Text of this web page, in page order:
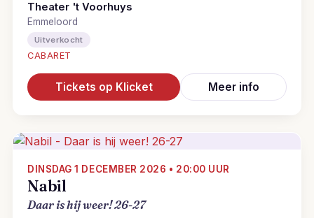
Theater 't Voorhuys
Emmeloord
Uitverkocht
CABARET
Tickets op Klicket Meer info
DINSDAG 1 DECEMBER 2026 • 20:00 UUR
Nabil
Daar is hij weer! 26-27